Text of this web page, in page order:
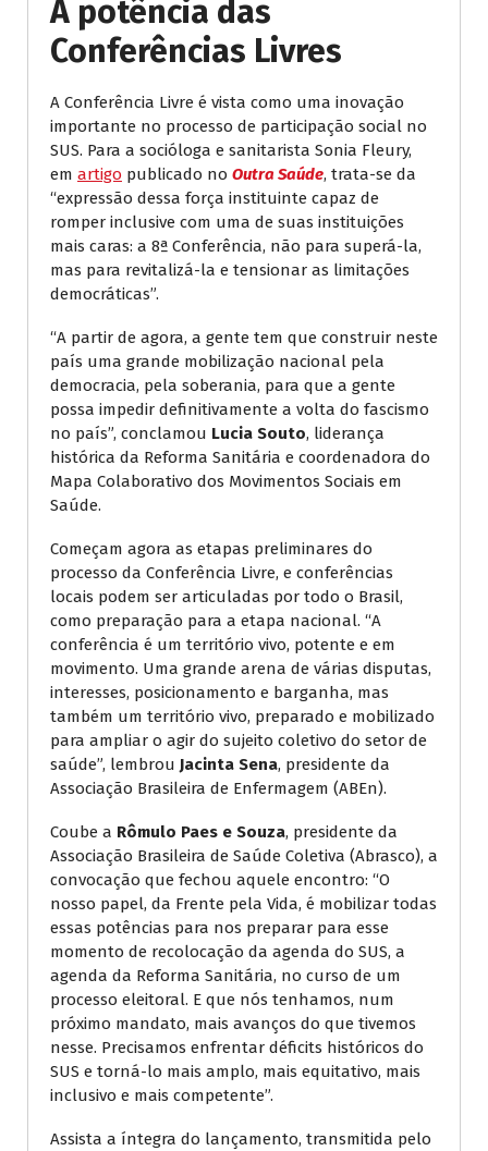
A potência das
Conferências Livres
A Conferência Livre é vista como uma inovação
importante no processo de participação social no
SUS. Para a socióloga e sanitarista Sonia Fleury,
em artigo publicado no Outra Saúde, trata-se da
“expressão dessa força instituinte capaz de
romper inclusive com uma de suas instituições
mais caras: a 8ª Conferência, não para superá-la,
mas para revitalizá-la e tensionar as limitações
democráticas”.
“A partir de agora, a gente tem que construir neste
país uma grande mobilização nacional pela
democracia, pela soberania, para que a gente
possa impedir definitivamente a volta do fascismo
no país”, conclamou Lucia Souto, liderança
histórica da Reforma Sanitária e coordenadora do
Mapa Colaborativo dos Movimentos Sociais em
Saúde.
Começam agora as etapas preliminares do
processo da Conferência Livre, e conferências
locais podem ser articuladas por todo o Brasil,
como preparação para a etapa nacional. “A
conferência é um território vivo, potente e em
movimento. Uma grande arena de várias disputas,
interesses, posicionamento e barganha, mas
também um território vivo, preparado e mobilizado
para ampliar o agir do sujeito coletivo do setor de
saúde”, lembrou Jacinta Sena, presidente da
Associação Brasileira de Enfermagem (ABEn).
Coube a Rômulo Paes e Souza, presidente da
Associação Brasileira de Saúde Coletiva (Abrasco), a
convocação que fechou aquele encontro: “O
nosso papel, da Frente pela Vida, é mobilizar todas
essas potências para nos preparar para esse
momento de recolocação da agenda do SUS, a
agenda da Reforma Sanitária, no curso de um
processo eleitoral. E que nós tenhamos, num
próximo mandato, mais avanços do que tivemos
nesse. Precisamos enfrentar déficits históricos do
SUS e torná-lo mais amplo, mais equitativo, mais
inclusivo e mais competente”.
Assista a íntegra do lançamento, transmitida pelo